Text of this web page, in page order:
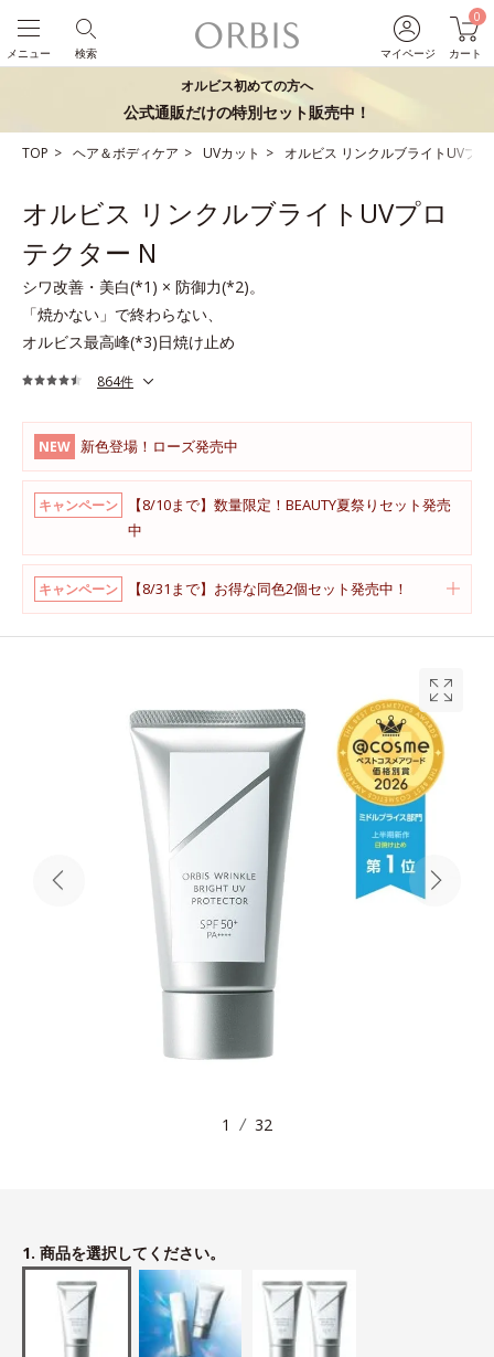
マイページ
0
カート
検索
メニュー
オルビス初めての方へ
公式通販だけの特別セット販売中！
TOP ヘア＆ボディケア UVカット オルビス リンクルブライトUVプ
オルビス リンクルブライトUVプロ
テクター N
シワ改善・美白(*1) × 防御力(*2)。
「焼かない」で終わらない、
オルビス最高峰(*3)日焼け止め
864件
NEW 新色登場！ローズ発売中
キャンペーン
【8/10まで】数量限定！BEAUTY夏祭りセット発売
中
キャンペーン 【8/31まで】お得な同色2個セット発売中！
1 32
1. 商品を選択してください。